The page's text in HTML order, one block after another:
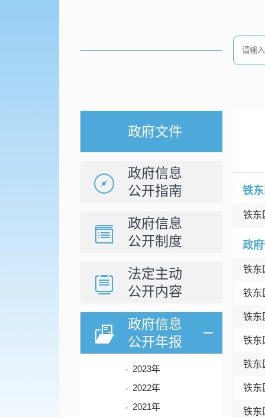
政府文件
政府信息
公开指南
政府信息
公开制度
法定主动
公开内容
政府信息
公开年报
2023年
2022年
2021年
铁
铁东
政
铁东
铁东
铁东
铁东
铁东
铁东
铁东